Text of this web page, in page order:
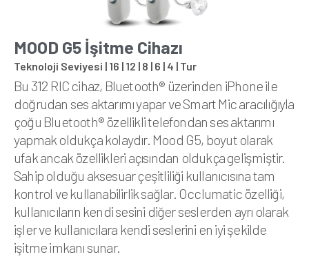
MOOD G5 İşitme Cihazı
Teknoloji Seviyesi | 16 | 12 | 8 | 6 | 4 | Tur
Bu 312 RIC cihaz, Bluetooth® üzerinden iPhone ile
doğrudan ses aktarımı yapar ve Smart Mic aracılığıyla
çoğu Bluetooth® özellikli telefondan ses aktarımı
yapmak oldukça kolaydır. Mood G5, boyut olarak
ufak ancak özellikleri açısından oldukça gelişmiştir.
Sahip olduğu aksesuar çeşitliliği kullanıcısına tam
kontrol ve kullanabilirlik sağlar. Occlumatic özelliği,
kullanıcıların kendi sesini diğer seslerden ayrı olarak
işler ve kullanıcılara kendi seslerini en iyi şekilde
işitme imkanı sunar.